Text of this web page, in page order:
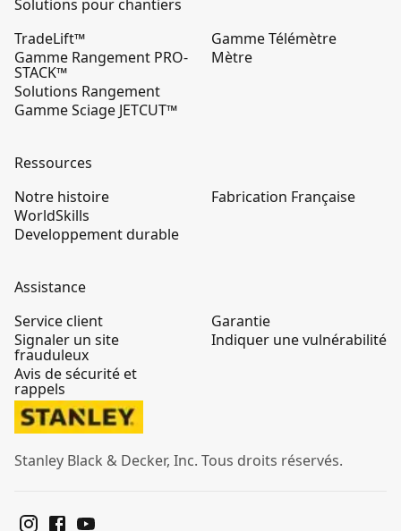
Solutions pour chantiers
TradeLift™
Gamme Rangement PRO-
STACK™
Solutions Rangement
Gamme Sciage JETCUT™
Gamme Télémètre
Mètre
Ressources
Notre histoire
WorldSkills
Developpement durable
Fabrication Française
Assistance
Service client
Signaler un site
frauduleux
Avis de sécurité et
rappels
Garantie
Indiquer une vulnérabilité
Stanley Black & Decker, Inc. Tous droits réservés.